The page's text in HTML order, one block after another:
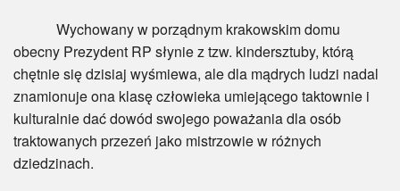
Wychowany w porządnym krakowskim domu
obecny Prezydent RP słynie z tzw. kindersztuby, którą
chętnie się dzisiaj wyśmiewa, ale dla mądrych ludzi nadal
znamionuje ona klasę człowieka umiejącego taktownie i
kulturalnie dać dowód swojego poważania dla osób
traktowanych przezeń jako mistrzowie w różnych
dziedzinach.